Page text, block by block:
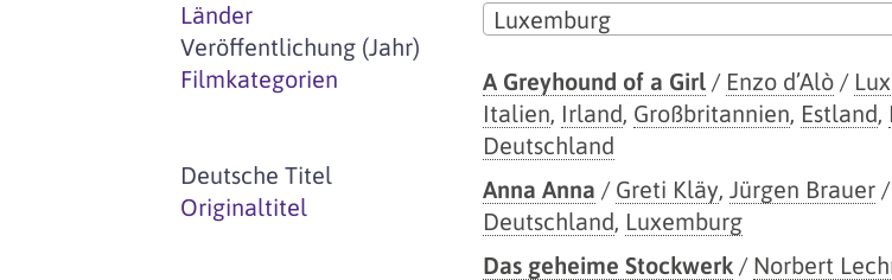
Länder
Veröffentlichung (Jahr)
Filmkategorien
Deutsche Titel
Originaltitel
Luxemburg
A Greyhound of a Girl / Enzo d’Alò /
Italien Irland Großbritannien Estland
Deutschland
Anna Anna / Greti Kläy Jürgen Brauer /
Deutschland Luxemburg
Das geheime Stockwerk / Norbert